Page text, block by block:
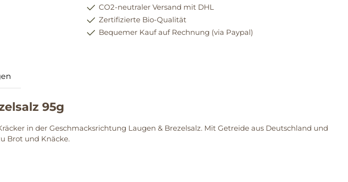
CO2-neutraler Versand mit DHL
Zertifizierte Bio-Qualität
Bequemer Kauf auf Rechnung (via Paypal)
95g
in der Geschmacksrichtung Laugen & Brezelsalz. Mit Getreide aus Deutschland und
Brot und Knäcke.